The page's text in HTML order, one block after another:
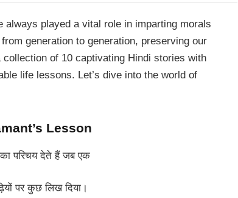
played a vital role in imparting morals
generation to generation, preserving our
of 10 captivating Hindi stories with
life lessons. Let’s dive into the world of
Lesson
का परिचय देते हैं जब एक
पर कुछ लिख दिया।